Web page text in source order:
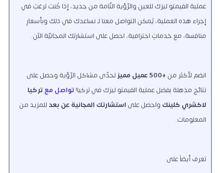
عملية الفيمتو ليزك للعين والرّؤية التّامة من جديد، إذا كُنت ترغبُ في
إجراء هذه العملية، يُمكن التواصل معنا لـ نساعدك في ذلك وبأسعارٍ
منافسة، مع خدماتٍ احترافية، احصل على استشارتك المجانيّة الآن.
انضم لأكثر من +500 عميل مميز
تحدّى مشاكل الرّؤية وحصل على
نتائج مذهلة بفضل عملية الفيمتو ليزك في تركيا!تواصل معتركيا
لاكشري كلينك واحصل على استشارتك المجانية عن بعد للمزيد من
المعلومات.
تعرف أيضاً على